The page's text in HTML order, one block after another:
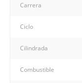
Carrera
Ciclo
Cilindrada
Combustible